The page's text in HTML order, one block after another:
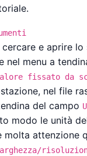
e aprire lo
nel menu a
fissato da
nel file
del campo
modo le unità
molta attenzione